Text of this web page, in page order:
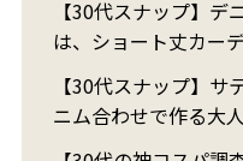
【30代スナップ】
は、ショート丈カー
【30代スナップ】
ニム合わせで作る大